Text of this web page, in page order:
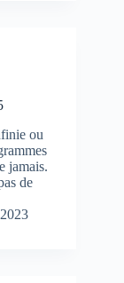
ou
jamais.
de